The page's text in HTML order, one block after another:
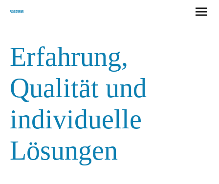
Pusan Zaunbau
Erfahrung,
Qualität und
individuelle
Lösungen